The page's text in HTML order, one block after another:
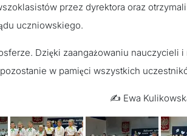
przez dyrektora oraz
uczniowskiego.
Dzięki zaangażowaniu nauczycieli i
w pamięci wszystkich
✍️ Ewa